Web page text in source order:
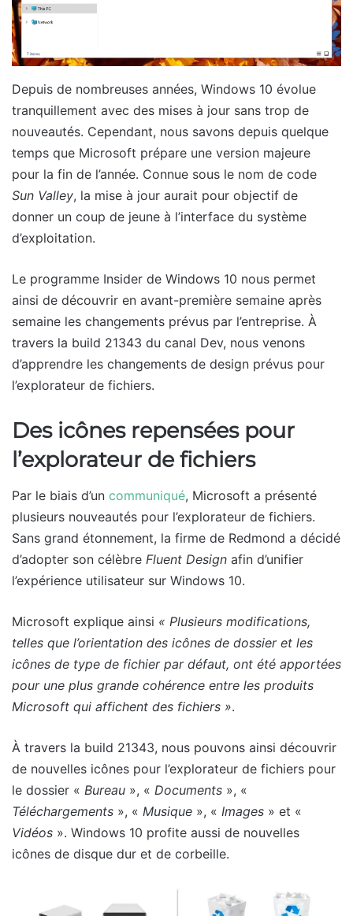
Depuis de nombreuses années, Windows 10 évolue
tranquillement avec des mises à jour sans trop de
nouveautés. Cependant, nous savons depuis quelque
temps que Microsoft prépare une version majeure
pour la fin de l’année. Connue sous le nom de code
Sun Valley, la mise à jour aurait pour objectif de
donner un coup de jeune à l’interface du système
d’exploitation.
Le programme Insider de Windows 10 nous permet
ainsi de découvrir en avant-première semaine après
semaine les changements prévus par l’entreprise. À
travers la build 21343 du canal Dev, nous venons
d’apprendre les changements de design prévus pour
l’explorateur de fichiers.
Des icônes repensées pour
l’explorateur de fichiers
Par le biais d’un communiqué, Microsoft a présenté
plusieurs nouveautés pour l’explorateur de fichiers.
Sans grand étonnement, la firme de Redmond a décidé
d’adopter son célèbre Fluent Design afin d’unifier
l’expérience utilisateur sur Windows 10.
Microsoft explique ainsi « Plusieurs modifications,
telles que l’orientation des icônes de dossier et les
icônes de type de fichier par défaut, ont été apportées
pour une plus grande cohérence entre les produits
Microsoft qui affichent des fichiers ».
À travers la build 21343, nous pouvons ainsi découvrir
de nouvelles icônes pour l’explorateur de fichiers pour
le dossier « Bureau », « Documents », «
Téléchargements », « Musique », « Images » et «
Vidéos ». Windows 10 profite aussi de nouvelles
icônes de disque dur et de corbeille.